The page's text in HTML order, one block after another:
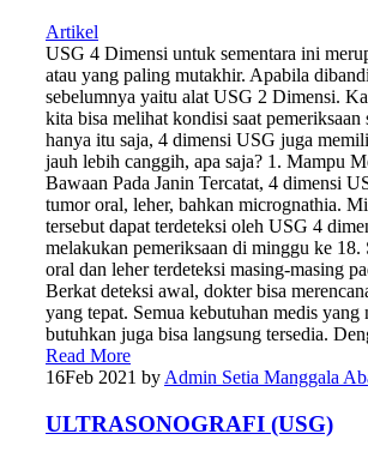
Artikel
USG 4 Dimensi untuk sementara ini
atau yang paling mutakhir. Apabila
sebelumnya yaitu alat USG 2 Dimensi.
kita bisa melihat kondisi saat pemeriksaan
hanya itu saja, 4 dimensi USG juga
jauh lebih canggih, apa saja? 1. Mampu
Bawaan Pada Janin Tercatat, 4 dimensi
tumor oral, leher, bahkan micrognathia.
tersebut dapat terdeteksi oleh USG 4
melakukan pemeriksaan di minggu ke
oral dan leher terdeteksi masing-masing
Berkat deteksi awal, dokter bisa
yang tepat. Semua kebutuhan medis
butuhkan juga bisa langsung tersedia.
Read More
16Feb 2021 byAdmin Setia Manggala
ULTRASONOGRAFI (USG)